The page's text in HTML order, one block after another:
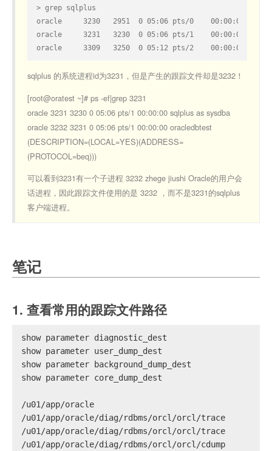
> grep sqlplus
oracle     3230   2951  0 05:06 pts/0    00:00:00
oracle     3231   3230  0 05:06 pts/1    00:00:00
oracle     3309   3250  0 05:12 pts/2    00:00:00 grep
sqlplus 的系统进程id为3231，但是产生的跟踪文件却是3232！
[root@oratest ~]# ps -ef|grep 3231
oracle 3231 3230 0 05:06 pts/1 00:00:00 sqlplus as sysdba
oracle 3232 3231 0 05:06 pts/1 00:00:00 oracledbtest
(DESCRIPTION=(LOCAL=YES)(ADDRESS=
(PROTOCOL=beq)))
可以看到3231有一个子进程 3232 zhege jiushi Oracle的用户会
话进程，因此跟踪文件使用的是 3232 ，而不是3231的sqlplus
客户端进程。
笔记
1. 查看常用的跟踪文件路径
show parameter diagnostic_dest
show parameter user_dump_dest
show parameter background_dump_dest
show parameter core_dump_dest
/u01/app/oracle
/u01/app/oracle/diag/rdbms/orcl/orcl/trace
/u01/app/oracle/diag/rdbms/orcl/orcl/trace
/u01/app/oracle/diag/rdbms/orcl/orcl/cdump